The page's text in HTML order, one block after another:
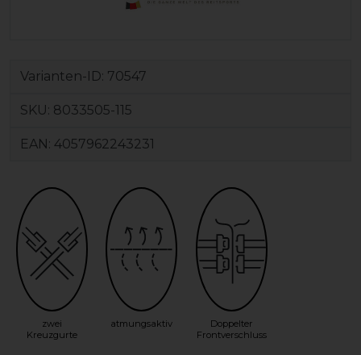
Varianten-ID: 70547
SKU: 8033505-115
EAN: 4057962243231
zwei
Kreuzgurte
atmungsaktiv
Doppelter
Frontverschluss